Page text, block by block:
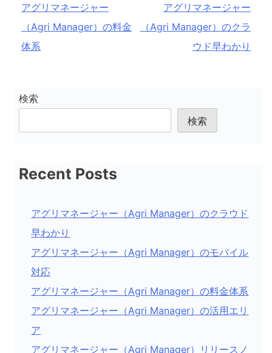
稿
ナ
ビ
ー
ン
アグリマネージャー
（Agri Manager）の料金
体系
アグリマネージャー
（Agri Manager）のクラ
ウド早わかり
検索
検索
Recent Posts
アグリマネージャー（Agri Manager）のクラウド
早わかり
アグリマネージャー（Agri Manager）のモバイル
対応
アグリマネージャー（Agri Manager）の料金体系
アグリマネージャー（Agri Manager）の活用エリ
ア
アグリマネージャー（Agri Manager）リリースノ